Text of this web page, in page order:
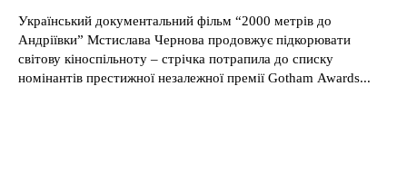
Український документальний фільм “2000 метрів до
Андріївки” Мстислава Чернова продовжує підкорювати
світову кіноспільноту – стрічка потрапила до списку
номінантів престижної незалежної премії Gotham Awards...